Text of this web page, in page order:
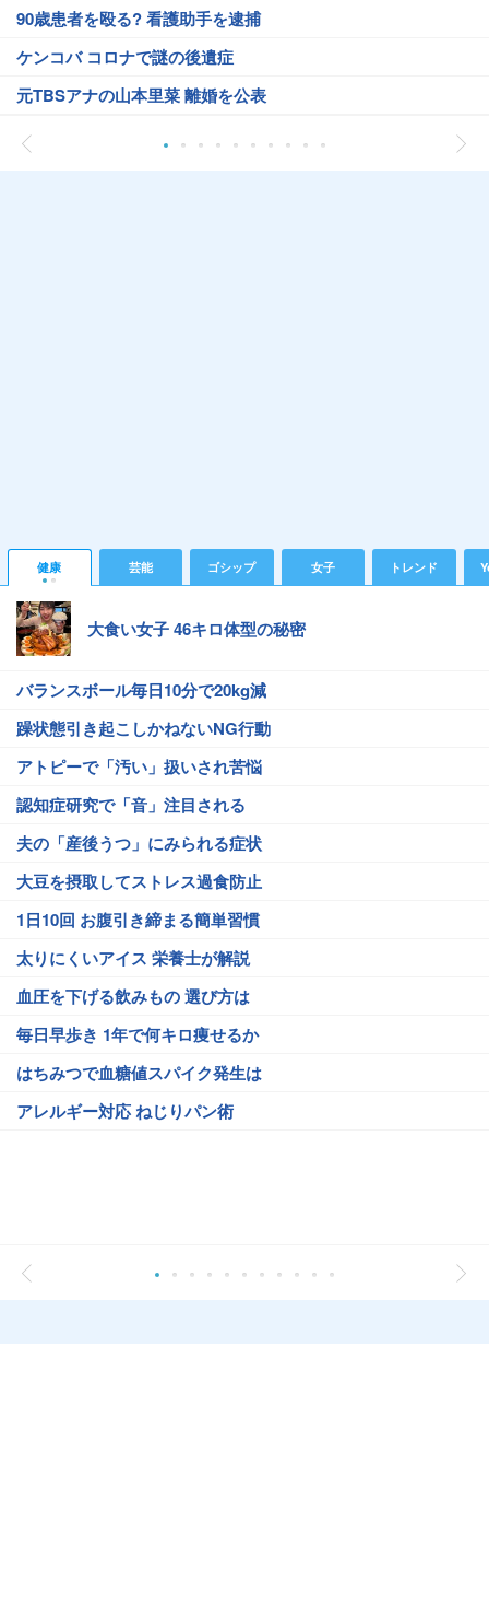
90歳患者を殴る? 看護助手を逮捕
ケンコバ コロナで謎の後遺症
元TBSアナの山本里菜 離婚を公表
健康 芸能 ゴシップ 女子 トレンド
大食い女子 46キロ体型の秘密
バランスボール毎日10分で20kg減
躁状態引き起こしかねないNG行動
アトピーで「汚い」扱いされ苦悩
認知症研究で「音」注目される
夫の「産後うつ」にみられる症状
大豆を摂取してストレス過食防止
1日10回 お腹引き締まる簡単習慣
太りにくいアイス 栄養士が解説
血圧を下げる飲みもの 選び方は
毎日早歩き 1年で何キロ痩せるか
はちみつで血糖値スパイク発生は
アレルギー対応 ねじりパン術